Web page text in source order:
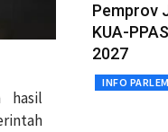
hasil
Pemprov
KUA-
2027
INFO